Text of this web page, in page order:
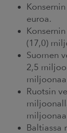
euroa.
(17,0)
Suomen
2,5
Ruotsin
Baltiassa